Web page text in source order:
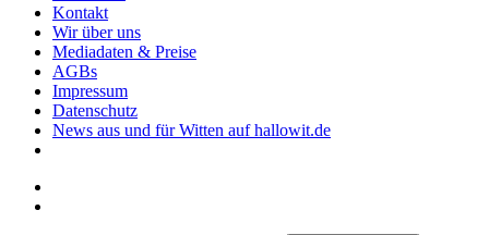
Kontakt
Wir über uns
Mediadaten & Preise
AGBs
Impressum
Datenschutz
News aus und für Witten auf hallowit.de